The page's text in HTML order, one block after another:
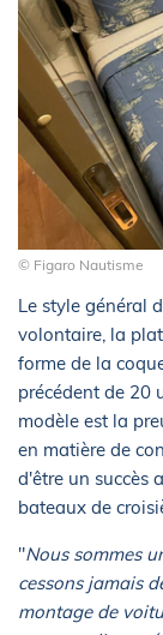
© Figaro Nautisme
Le style général
volontaire, la
forme de la
précédent de 20
modèle est la
en matière de
d'être un succès
bateaux de
"Nous sommes
cessons jamais
montage de